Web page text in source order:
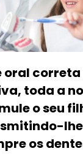
oral
toda a
o seu
os